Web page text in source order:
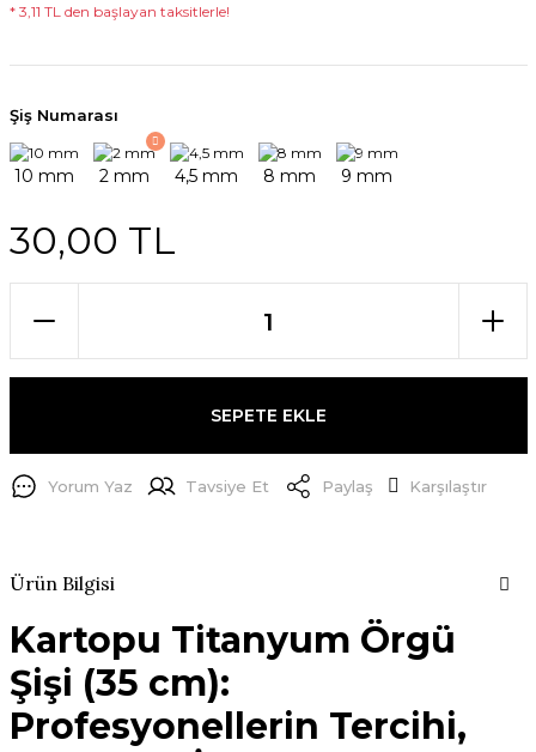
* 3,11 TL den başlayan taksitlerle!
Şiş Numarası
30,00 TL
SEPETE EKLE
Yorum Yaz Tavsiye Et Paylaş Karşılaştır
Ürün Bilgisi
Kartopu Titanyum Örgü
Şişi (35 cm):
Profesyonellerin Tercihi,